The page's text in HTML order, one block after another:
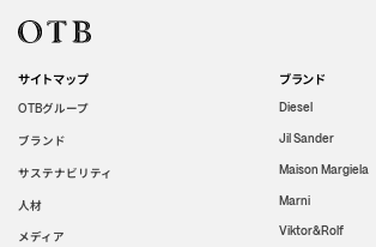
サイトマップ
OTBグループ
ブランド
サステナビリティ
人材
メディア
ブランド
Diesel
Jil Sander
Maison Margiela
Marni
Viktor&Rolf